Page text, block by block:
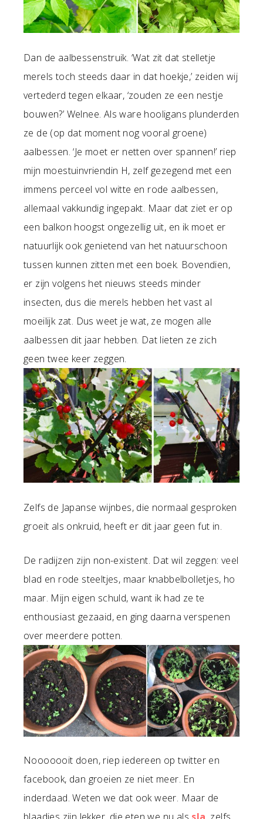
Dan de aalbessenstruik. ‘Wat zit dat stelletje
merels toch steeds daar in dat hoekje,’ zeiden wij
vertederd tegen elkaar, ‘zouden ze een nestje
bouwen?’ Welnee. Als ware hooligans plunderden
ze de (op dat moment nog vooral groene)
aalbessen. ‘Je moet er netten over spannen!’ riep
mijn moestuinvriendin H, zelf gezegend met een
immens perceel vol witte en rode aalbessen,
allemaal vakkundig ingepakt. Maar dat ziet er op
een balkon hoogst ongezellig uit, en ik moet er
natuurlijk ook genietend van het natuurschoon
tussen kunnen zitten met een boek. Bovendien,
er zijn volgens het nieuws steeds minder
insecten, dus die merels hebben het vast al
moeilijk zat. Dus weet je wat, ze mogen alle
aalbessen dit jaar hebben. Dat lieten ze zich
geen twee keer zeggen.
Zelfs de Japanse wijnbes, die normaal gesproken
groeit als onkruid, heeft er dit jaar geen fut in.
De radijzen zijn non-existent. Dat wil zeggen: veel
blad en rode steeltjes, maar knabbelbolletjes, ho
maar. Mijn eigen schuld, want ik had ze te
enthousiast gezaaid, en ging daarna verspenen
over meerdere potten.
Nooooooit doen, riep iedereen op twitter en
facebook, dan groeien ze niet meer. En
inderdaad. Weten we dat ook weer. Maar de